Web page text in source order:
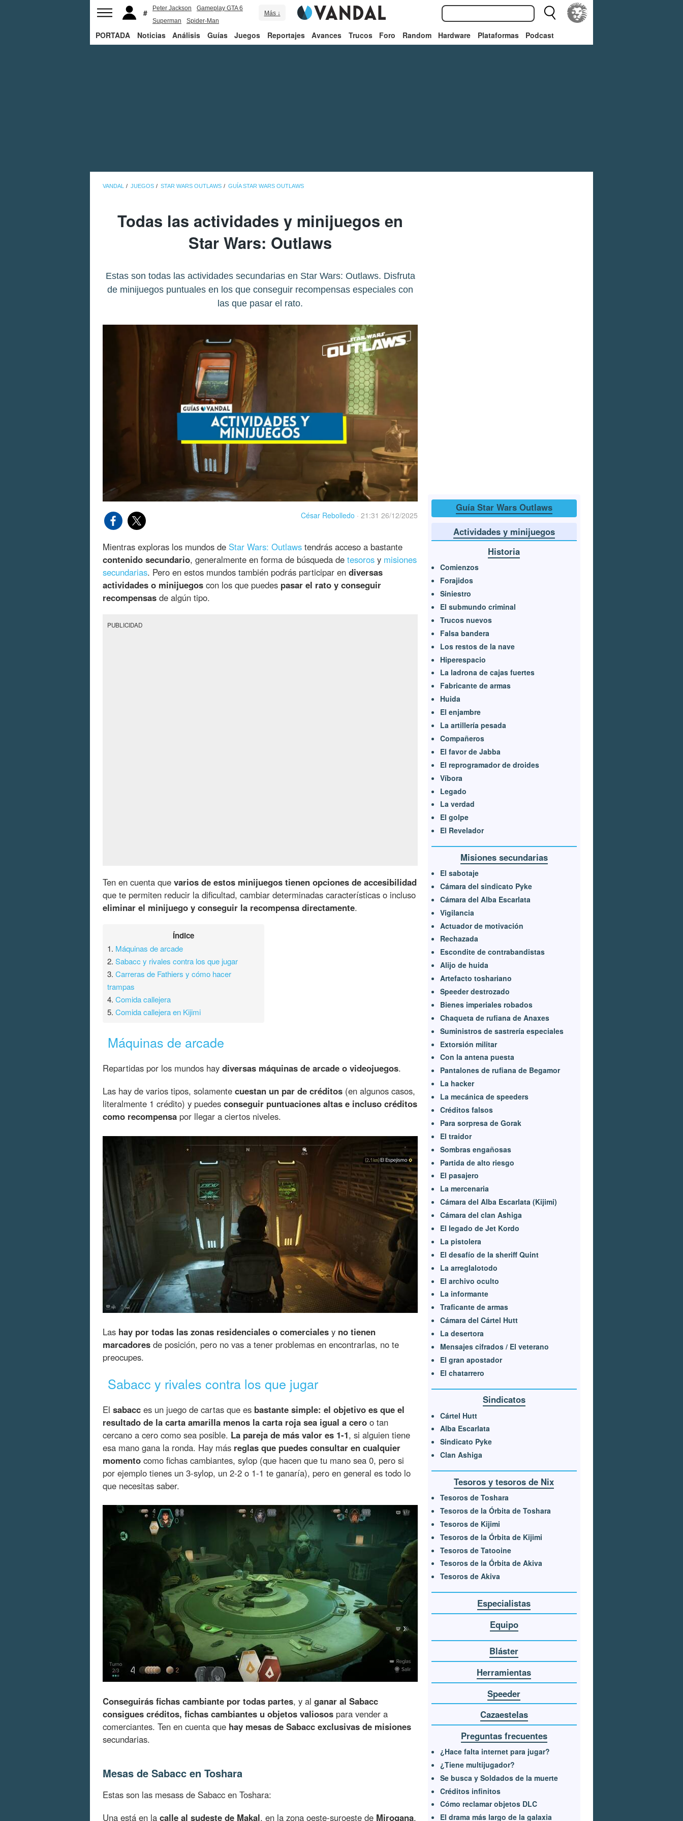
Peter Jackson
Gameplay GTA 6
Superman
Spider-Man
Más ↓
PORTADA Noticias Análisis Guías Juegos Reportajes Avances Trucos Foro Random Hardware Plataformas Podcast
VANDAL JUEGOS STAR WARS OUTLAWS GUÍA STAR WARS OUTLAWS
Todas las actividades y minijuegos en
Star Wars: Outlaws
Estas son todas las actividades secundarias en Star Wars: Outlaws. Disfruta
de minijuegos puntuales en los que conseguir recompensas especiales con
las que pasar el rato.
César Rebolledo · 21:31 26/12/2025
Mientras exploras los mundos de Star Wars: Outlaws tendrás acceso a bastante
contenido secundario, generalmente en forma de búsqueda de tesoros y misiones
secundarias. Pero en estos mundos también podrás participar en diversas
actividades o minijuegos con los que puedes pasar el rato y conseguir
recompensas de algún tipo.
PUBLICIDAD
Ten en cuenta que varios de estos minijuegos tienen opciones de accesibilidad
que te permiten reducir la dificultad, cambiar determinadas características o incluso
eliminar el minijuego y conseguir la recompensa directamente.
Índice
1. Máquinas de arcade
2.Sabacc y rivales contra los que jugar
3.Carreras de Fathiers y cómo hacer
trampas
4.Comida callejera
5.Comida callejera en Kijimi
Máquinas de arcade
Repartidas por los mundos hay diversas máquinas de arcade o videojuegos.
Las hay de varios tipos, solamente cuestan un par de créditos (en algunos casos,
literalmente 1 crédito) y puedes conseguir puntuaciones altas e incluso créditos
como recompensa por llegar a ciertos niveles.
Las hay por todas las zonas residenciales o comerciales y no tienen
marcadores de posición, pero no vas a tener problemas en encontrarlas, no te
preocupes.
Sabacc y rivales contra los que jugar
El sabacc es un juego de cartas que es bastante simple: el objetivo es que el
resultado de la carta amarilla menos la carta roja sea igual a cero o tan
cercano a cero como sea posible. La pareja de más valor es 1-1, si alguien tiene
esa mano gana la ronda. Hay más reglas que puedes consultar en cualquier
momento como fichas cambiantes, sylop (que hacen que tu mano sea 0, pero si
por ejemplo tienes un 3-sylop, un 2-2 o 1-1 te ganaría), pero en general es todo lo
que necesitas saber.
Conseguirás fichas cambiante por todas partes, y al ganar al Sabacc
consigues créditos, fichas cambiantes u objetos valiosos para vender a
comerciantes. Ten en cuenta que hay mesas de Sabacc exclusivas de misiones
secundarias.
Mesas de Sabacc en Toshara
Estas son las mesass de Sabacc en Toshara:
Una está en la calle al sudeste de Makal, en la zona oeste-suroeste de Mirogana.
Guía Star Wars Outlaws
Actividades y minijuegos
Historia
Comienzos
Forajidos
Siniestro
El submundo criminal
Trucos nuevos
Falsa bandera
Los restos de la nave
Hiperespacio
La ladrona de cajas fuertes
Fabricante de armas
Huida
El enjambre
La artillería pesada
Compañeros
El favor de Jabba
El reprogramador de droides
Víbora
Legado
La verdad
El golpe
El Revelador
Misiones secundarias
El sabotaje
Cámara del sindicato Pyke
Cámara del Alba Escarlata
Vigilancia
Actuador de motivación
Rechazada
Escondite de contrabandistas
Alijo de huida
Artefacto toshariano
Speeder destrozado
Bienes imperiales robados
Chaqueta de rufiana de Anaxes
Suministros de sastrería especiales
Extorsión militar
Con la antena puesta
Pantalones de rufiana de Begamor
La hacker
La mecánica de speeders
Créditos falsos
Para sorpresa de Gorak
El traidor
Sombras engañosas
Partida de alto riesgo
El pasajero
La mercenaria
Cámara del Alba Escarlata (Kijimi)
Cámara del clan Ashiga
El legado de Jet Kordo
La pistolera
El desafío de la sheriff Quint
La arreglalotodo
El archivo oculto
La informante
Traficante de armas
Cámara del Cártel Hutt
La desertora
Mensajes cifrados / El veterano
El gran apostador
El chatarrero
Sindicatos
Cártel Hutt
Alba Escarlata
Sindicato Pyke
Clan Ashiga
Tesoros y tesoros de Nix
Tesoros de Toshara
Tesoros de la Órbita de Toshara
Tesoros de Kijimi
Tesoros de la Órbita de Kijimi
Tesoros de Tatooine
Tesoros de la Órbita de Akiva
Tesoros de Akiva
Especialistas
Equipo
Bláster
Herramientas
Speeder
Cazaestelas
Preguntas frecuentes
¿Hace falta internet para jugar?
¿Tiene multijugador?
Se busca y Soldados de la muerte
Créditos infinitos
Cómo reclamar objetos DLC
El drama más largo de la galaxia